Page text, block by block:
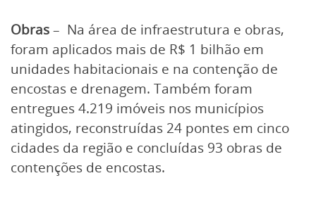
Obras– Na área de infraestrutura e obras,
foram aplicados mais de R$ 1 bilhão em
unidades habitacionais e na contenção de
encostas e drenagem. Também foram
entregues 4.219 imóveis nos municípios
atingidos, reconstruídas 24 pontes em cinco
cidades da região e concluídas 93 obras de
contenções de encostas.